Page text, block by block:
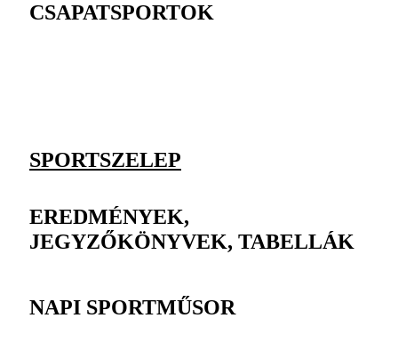
CSAPATSPORTOK
SPORTSZELEP
EREDMÉNYEK,
JEGYZŐKÖNYVEK, TABELLÁK
NAPI SPORTMŰSOR